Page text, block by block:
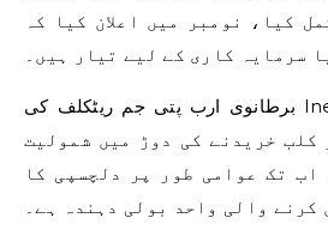
کیا، نومبر میں اعلان کیا کہ
سرمایہ کاری کے لیے تیار ہیں۔
برطانوی ارب پتی جم ریٹکلف کی Ineos کمپنی نے گزشتہ
کلب خریدنے کی دوڑ میں شمولیت
اب تک عوامی طور پر دلچسپی کا
کرنے والی واحد بولی دہندہ ہے۔